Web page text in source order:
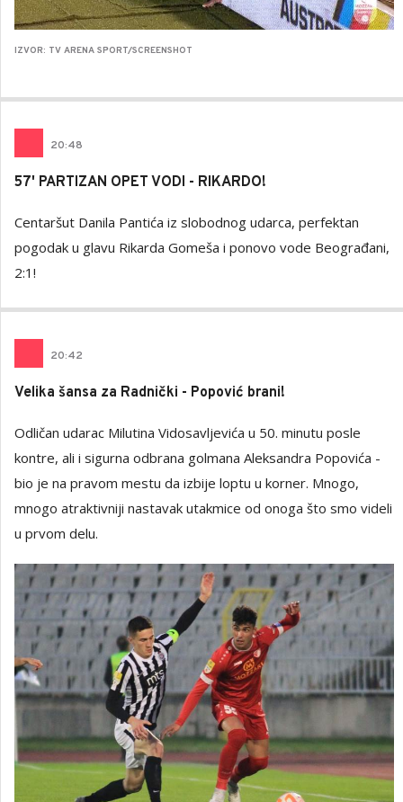
IZVOR: TV ARENA SPORT/SCREENSHOT
20:48
57' PARTIZAN OPET VODI - RIKARDO!
Centaršut Danila Pantića iz slobodnog udarca, perfektan
pogodak u glavu Rikarda Gomeša i ponovo vode Beograđani,
2:1!
20:42
Velika šansa za Radnički - Popović brani!
Odličan udarac Milutina Vidosavljevića u 50. minutu posle
kontre, ali i sigurna odbrana golmana Aleksandra Popovića -
bio je na pravom mestu da izbije loptu u korner. Mnogo,
mnogo atraktivniji nastavak utakmice od onoga što smo videli
u prvom delu.